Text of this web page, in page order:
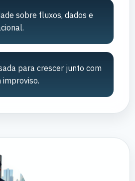
sobre fluxos, dados e
para crescer junto com
improviso.